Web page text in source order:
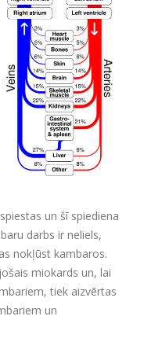
un šī spiediena
darbs ir neliels,
nokļūst kambaros.
miokards un, lai
tiek aizvērtas
un